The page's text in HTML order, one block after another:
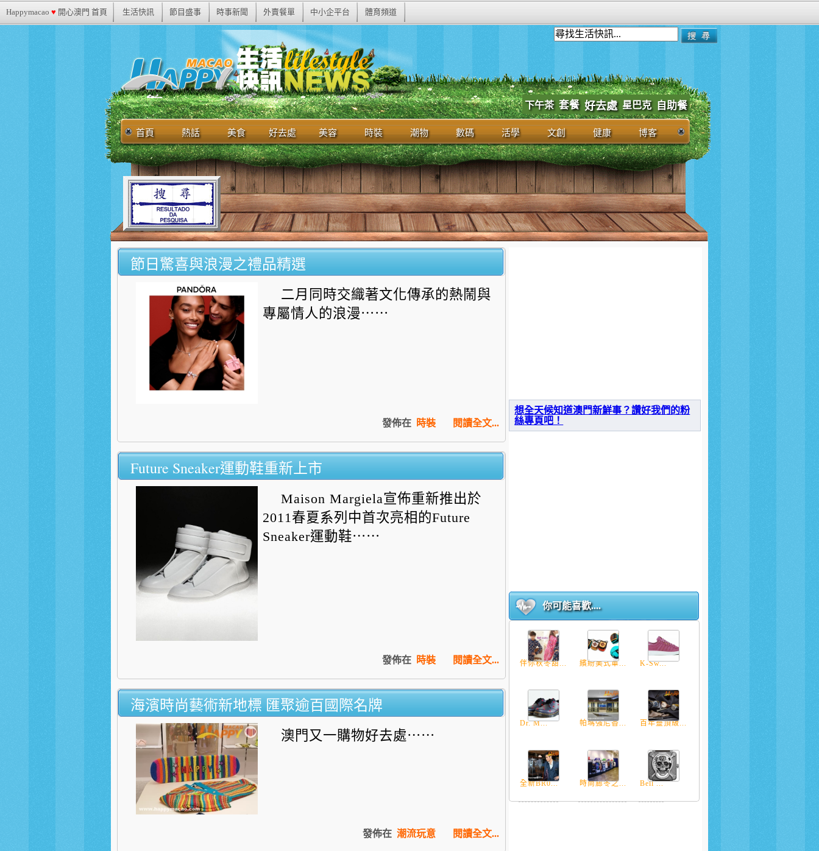
Happymacao ♥ 開心澳門 首頁 生活快訊 節目盛事 時事新聞 外賣餐單 中小企平台 體育頻道
下午茶 套餐 好去處 星巴克 自助餐
首頁 熱話 美食 好去處 美容 時裝 潮物 數碼 活學 文創 健康 博客
節日驚喜與浪漫之禮品精選
二月同時交織著文化傳承的熱鬧與
專屬情人的浪漫⋯⋯
閱讀全文...
發佈在 時裝
Future Sneaker運動鞋重新上市
Maison Margiela宣佈重新推出於
2011春夏系列中首次亮相的Future
Sneaker運動鞋⋯⋯
閱讀全文...
發佈在 時裝
海濱時尚藝術新地標 匯聚逾百國際名牌
澳門又一購物好去處⋯⋯
閱讀全文...
發佈在 潮流玩意
想全天候知道澳門新鮮事？讚好我們的粉
絲專頁吧！
你可能喜歡....
伴你秋冬甜... 繽紛美式軍... K-Sw...
Dr. M... 帕瑪強尼香... 百年靈頂級...
全新BR0... 時尚廊冬之... Bell ...